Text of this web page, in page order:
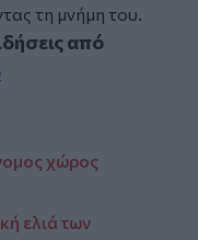
τη μνήμη του.
από
χώρος
ελιά των